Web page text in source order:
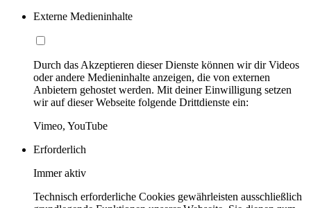
Externe Medieninhalte
Durch das Akzeptieren dieser Dienste können wir dir Videos
oder andere Medieninhalte anzeigen, die von externen
Anbietern gehostet werden. Mit deiner Einwilligung setzen
wir auf dieser Webseite folgende Drittdienste ein:
Vimeo, YouTube
Erforderlich
Immer aktiv
Technisch erforderliche Cookies gewährleisten ausschließlich